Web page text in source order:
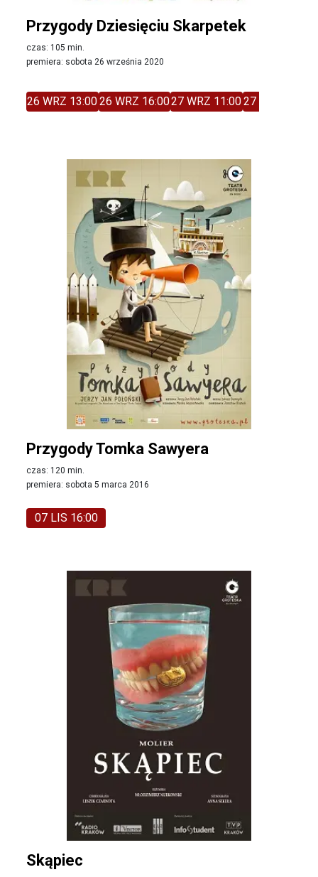
Przygody Dziesięciu Skarpetek
czas: 105 min.
premiera: sobota 26 września 2020
26 WRZ 13:0026 WRZ 16:0027 WRZ 11:0027 WRZ 14:00
Przygody Tomka Sawyera
czas: 120 min.
premiera: sobota 5 marca 2016
07 LIS 16:00
Skąpiec